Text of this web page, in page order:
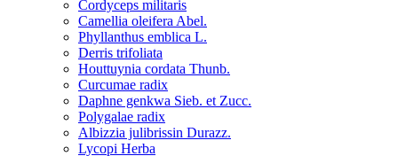
Cordyceps militaris
Camellia oleifera Abel.
Phyllanthus emblica L.
Derris trifoliata
Houttuynia cordata Thunb.
Curcumae radix
Daphne genkwa Sieb. et Zucc.
Polygalae radix
Albizzia julibrissin Durazz.
Lycopi Herba